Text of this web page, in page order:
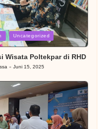
Uncategorized
Wisata Poltekpar di RHD
Juni 15, 2025